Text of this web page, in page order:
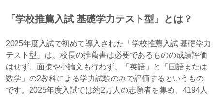
「学校推薦入試 基礎学力テスト型」とは？
2025年度入試で初めて導入された「学校推薦入試 基礎学力
テスト型」は、校長の推薦書は必要であるものの成績評価
はせず、面接や小論文も行わず、「英語」と「国語または
数学」の2教科による学力試験のみで評価するというもの
です。2025年度入試では約2万人の志願者を集め、4194人